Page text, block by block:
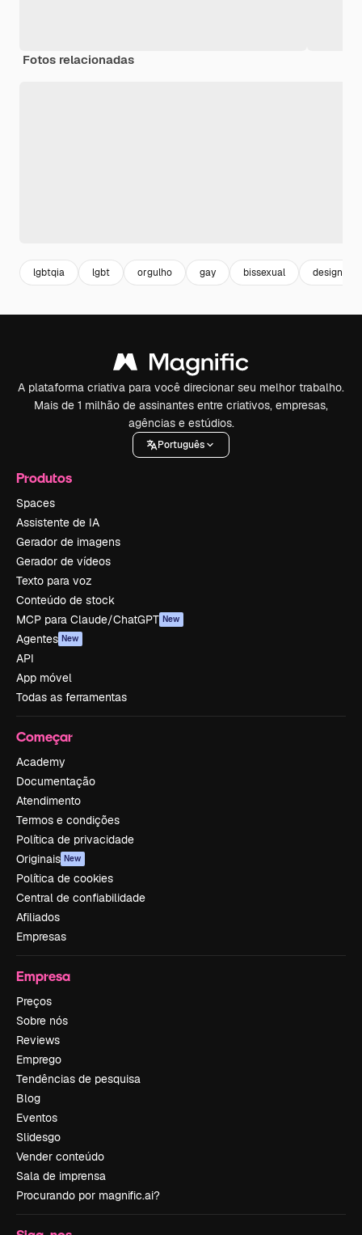
Fotos relacionadas
lgbtqia lgbt orgulho gay bissexual design
A plataforma criativa para você direcionar seu melhor trabalho.
Mais de 1 milhão de assinantes entre criativos, empresas,
agências e estúdios.
Português
Produtos
Spaces
Assistente de IA
Gerador de imagens
Gerador de vídeos
Texto para voz
Conteúdo de stock
MCP para Claude/ChatGPT New
Agentes New
API
App móvel
Todas as ferramentas
Começar
Academy
Documentação
Atendimento
Termos e condições
Política de privacidade
Originais New
Política de cookies
Central de confiabilidade
Afiliados
Empresas
Empresa
Preços
Sobre nós
Reviews
Emprego
Tendências de pesquisa
Blog
Eventos
Slidesgo
Vender conteúdo
Sala de imprensa
Procurando por magnific.ai?